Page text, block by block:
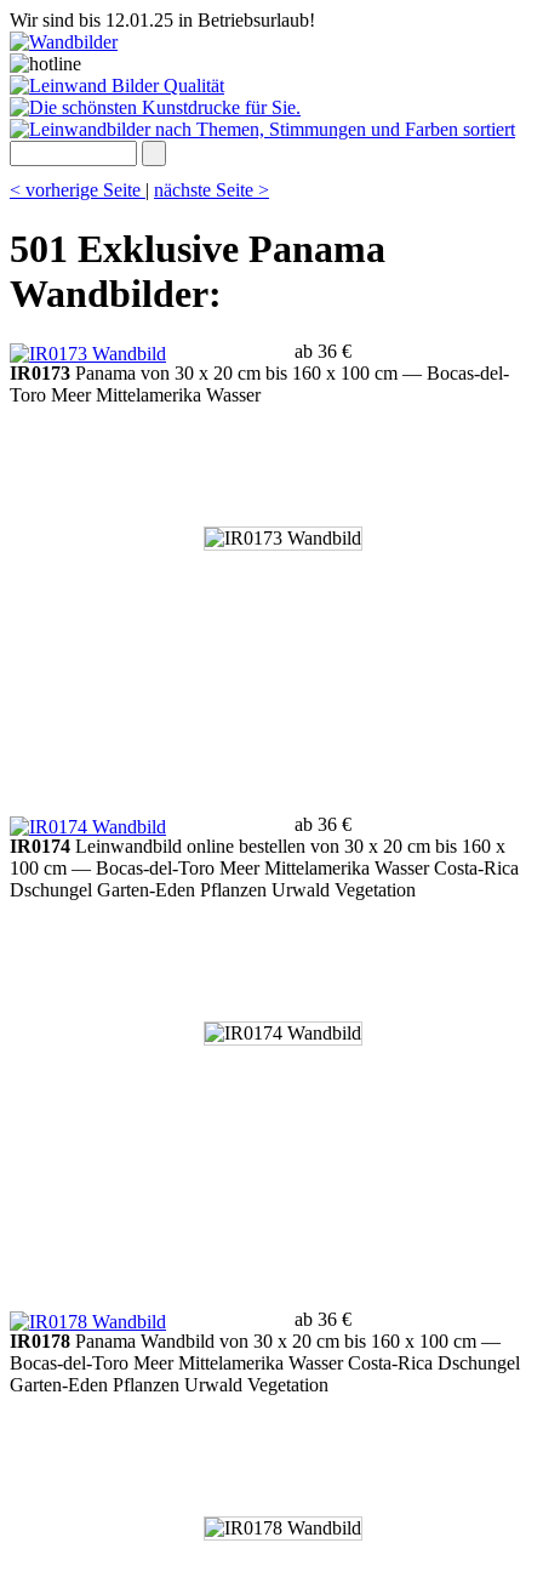
Wir sind bis 12.01.25 in Betriebsurlaub!
< vorherige Seite | nächste Seite >
501 Exklusive Panama
Wandbilder:
ab 36 €
IR0173 Panama von 30 x 20 cm bis 160 x 100 cm — Bocas-del-
Toro Meer Mittelamerika Wasser
ab 36 €
IR0174 Leinwandbild online bestellen von 30 x 20 cm bis 160 x
100 cm — Bocas-del-Toro Meer Mittelamerika Wasser Costa-Rica
Dschungel Garten-Eden Pflanzen Urwald Vegetation
ab 36 €
IR0178 Panama Wandbild von 30 x 20 cm bis 160 x 100 cm —
Bocas-del-Toro Meer Mittelamerika Wasser Costa-Rica Dschungel
Garten-Eden Pflanzen Urwald Vegetation